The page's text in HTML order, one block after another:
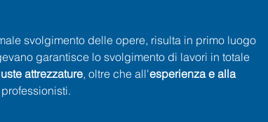
svolgimento delle opere, risulta in primo luogo
garantisce lo svolgimento di lavori in totale
attrezzature, oltre che all'esperienza e alla